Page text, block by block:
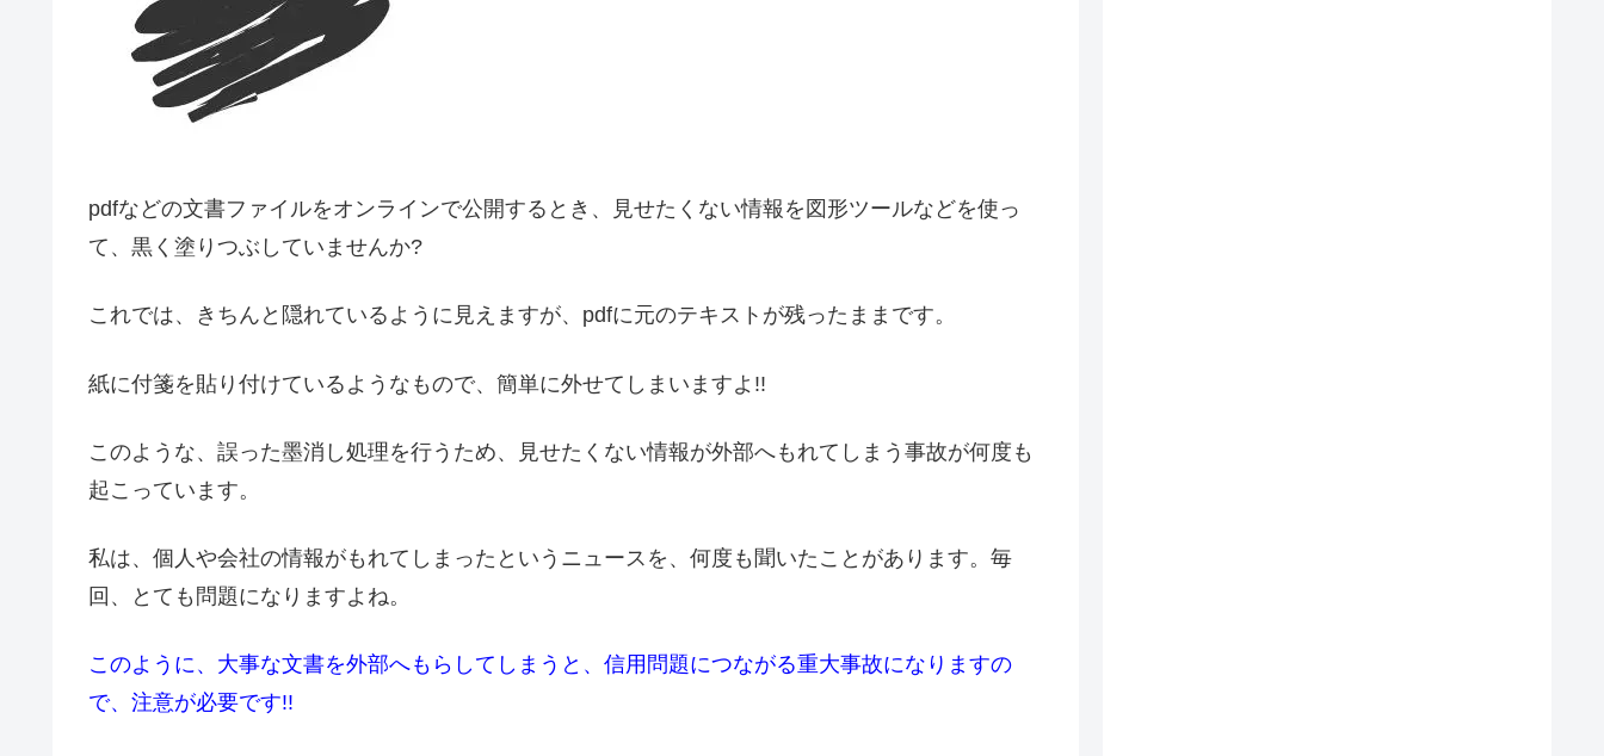
pdfなどの文書ファイルをオンラインで公開するとき、見せたくない情報を図形ツールなどを使っ
て、黒く塗りつぶしていませんか?
これでは、きちんと隠れているように見えますが、pdfに元のテキストが残ったままです。
紙に付箋を貼り付けているようなもので、簡単に外せてしまいますよ!!
このような、誤った墨消し処理を行うため、見せたくない情報が外部へもれてしまう事故が何度も
起こっています。
私は、個人や会社の情報がもれてしまったというニュースを、何度も聞いたことがあります。毎
回、とても問題になりますよね。
このように、大事な文書を外部へもらしてしまうと、信用問題につながる重大事故になりますの
で、注意が必要です!!